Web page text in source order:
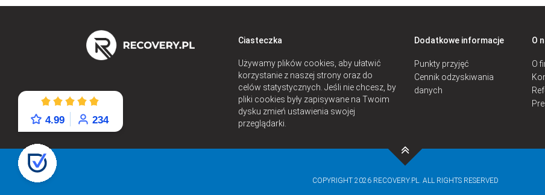
Ciasteczka
Używamy plików cookies, aby ułatwić
korzystanie z naszej strony oraz do
celów statystycznych. Jeśli nie chcesz, by
pliki cookies były zapisywane na Twoim
dysku zmień ustawienia swojej
przeglądarki.
Dodatkowe informacje
Punkty przyjęć
Cennik odzyskiwania
danych
O
O
COPYRIGHT 2026 RECOVERY.PL. ALL RIGHTS RESERVED
4.99 234